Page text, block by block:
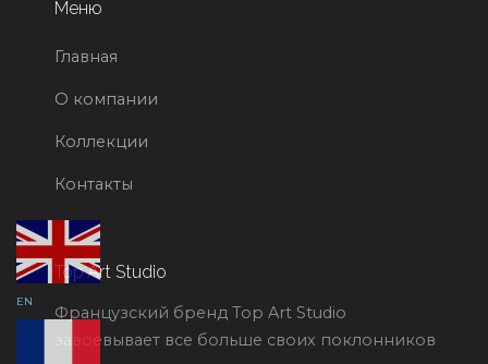
Меню
Главная
О компании
Коллекции
Контакты
Top Art Studio
Французский бренд Top Art Studio
завоевывает все больше своих поклонников
EN